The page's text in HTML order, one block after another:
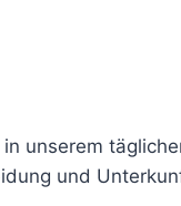
unserem
und